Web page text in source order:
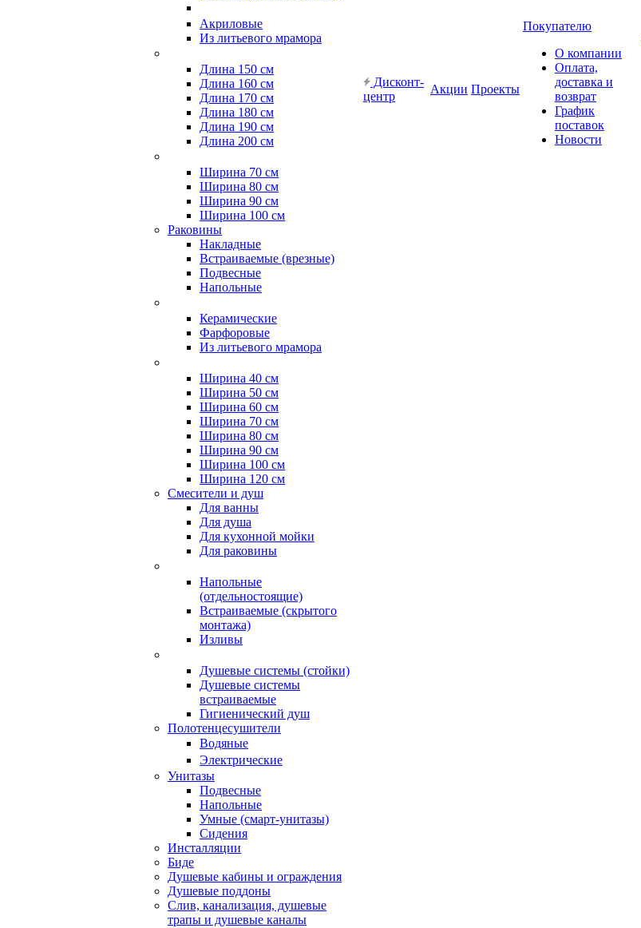
Акриловые
Из литьевого мрамора
Длина 150 см
Длина 160 см
Длина 170 см
Длина 180 см
Длина 190 см
Длина 200 см
Ширина 70 см
Ширина 80 см
Ширина 90 см
Ширина 100 см
Раковины
Накладные
Встраиваемые (врезные)
Подвесные
Напольные
Керамические
Фарфоровые
Из литьевого мрамора
Ширина 40 см
Ширина 50 см
Ширина 60 см
Ширина 70 см
Ширина 80 см
Ширина 90 см
Ширина 100 см
Ширина 120 см
Смесители и душ
Для ванны
Для душа
Для кухонной мойки
Для раковины
Напольные
(отдельностоящие)
Встраиваемые (скрытого
монтажа)
Изливы
Душевые системы (стойки)
Душевые системы
встраиваемые
Гигиенический душ
Полотенцесушители
ㅤВодяные
ㅤЭлектрические
Унитазы
Подвесные
Напольные
Умные (смарт-унитазы)
Сидения
Инсталляции
Биде
Душевые кабины и ограждения
Душевые поддоны
Слив, канализация, душевые
трапы и душевые каналы
Дисконт-
центр
Акции Проекты
Покупателю
О компании
Оплата,
доставка и
возврат
График
поставок
Новости